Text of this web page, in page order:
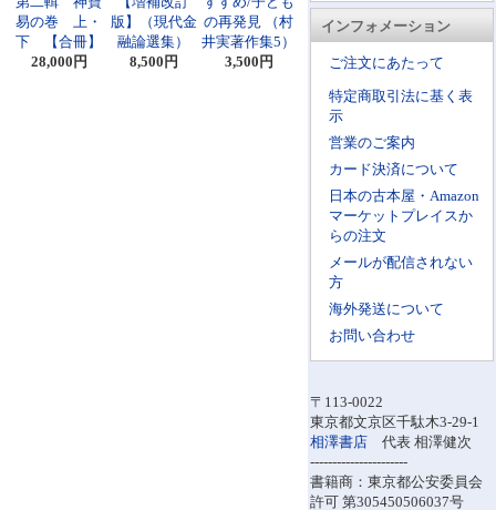
インフォメーション
ご注文にあたって
特定商取引法に基く表
示
営業のご案内
カード決済について
日本の古本屋・Amazon
マーケットプレイスか
らの注文
メールが配信されない
方
海外発送について
お問い合わせ
〒113-0022
東京都文京区千駄木3-29-1
相澤書店 代表 相澤健次
----------------------
書籍商：東京都公安委員会
許可 第305450506037号
易の巻 上・
下 【合冊】
28,000円
版】（現代金
融論選集）
8,500円
の再発見 （村
井実著作集5）
3,500円